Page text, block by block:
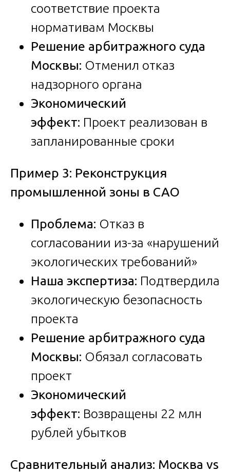
соответствие проекта
нормативам Москвы
Решение арбитражного суда
Москвы: Отменил отказ
надзорного органа
Экономический
эффект: Проект реализован в
запланированные сроки
Пример 3: Реконструкция
промышленной зоны в САО
Проблема: Отказ в
согласовании из-за «нарушений
экологических требований»
Наша экспертиза: Подтвердила
экологическую безопасность
проекта
Решение арбитражного суда
Москвы: Обязал согласовать
проект
Экономический
эффект: Возвращены 22 млн
рублей убытков
Сравнительный анализ: Москва vs